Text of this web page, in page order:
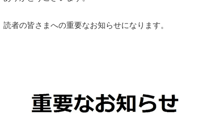
読者の皆さまへの重要なお知らせになります。